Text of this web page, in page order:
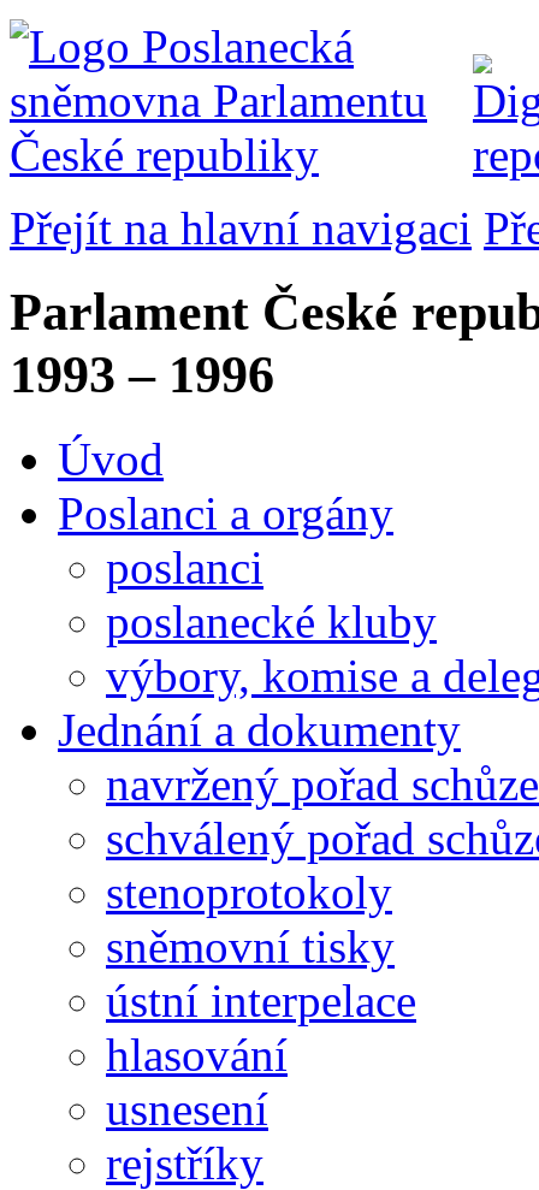
Přejít na hlavní navigaci
Parlament České
1993 – 1996
Úvod
Poslanci a orgány
poslanci
poslanecké kluby
výbory, komise a
Jednání a dokumenty
navržený pořad schůze
schválený pořad
stenoprotokoly
sněmovní tisky
ústní interpelace
hlasování
usnesení
rejstříky